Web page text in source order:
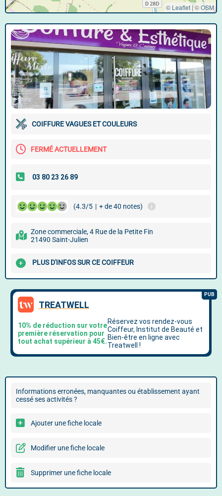
© Leaflet |©OSM
COIFFURE VAGUES ET COULEURS
FERMÉ ACTUELLEMENT
(4.3/5 | + de 40 notes)
Zone commerciale, 4 Rue de la Petite Fin
21490 Saint-Julien
PLUS D'INFOS SUR CE COIFFEUR
Informations erronées, manquantes ou établissement ayant
cessé ses activités ?
Ajouter une fiche locale
Modifier une fiche locale
Supprimer une fiche locale